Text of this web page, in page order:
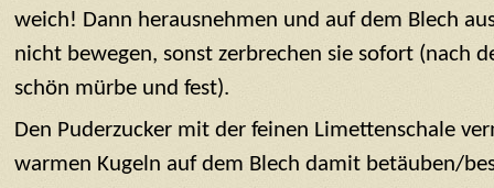
weich! Dann herausnehmen und auf dem Blech
nicht bewegen, sonst zerbrechen sie sofort (nach
schön mürbe und fest).
Den Puderzucker mit der feinen Limettenschale
warmen Kugeln auf dem Blech damit betäuben/